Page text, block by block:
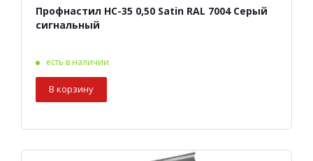
Профнастил НС-35 0,50 Satin RAL 7004 Серый
сигнальный
есть в наличии
В корзину